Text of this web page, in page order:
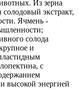
Из зерна
экстракт,
Ячмень -
солода
и
с
высокой энергией